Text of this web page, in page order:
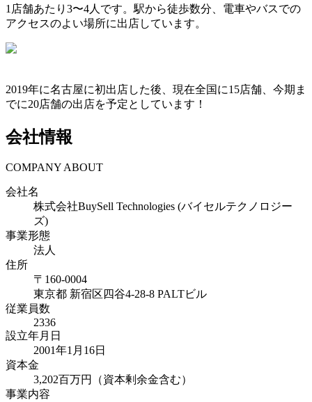
1店舗あたり3〜4人です。駅から徒歩数分、電車やバスでの
アクセスのよい場所に出店しています。
2019年に名古屋に初出店した後、現在全国に15店舗、今期ま
でに20店舗の出店を予定としています！
会社情報
COMPANY ABOUT
会社名
株式会社BuySell Technologies (バイセルテクノロジー
ズ)
事業形態
法人
住所
〒 160-0004
東京都 新宿区四谷4-28-8 PALTビル
従業員数
2336
設立年月日
2001年1月16日
資本金
3,202百万円（資本剰余金含む）
事業内容